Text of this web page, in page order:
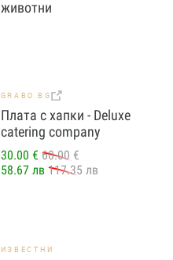
животни
GRABO.BG
Плата с хапки - Deluxe
catering company
30.00 € 60.00 €
58.67 лв 117.35 лв
ИЗВЕСТНИ